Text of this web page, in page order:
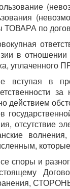
ТОВАРА по
в
вступая в
действием
отсутствие
споры и